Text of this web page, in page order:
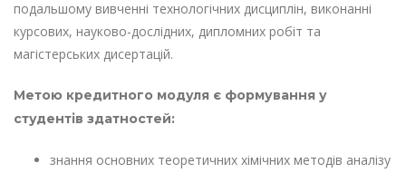
подальшому вивченні технологічних дисциплін, виконанні
курсових, науково-дослідних, дипломних робіт та
магістерських дисертацій.
Метою кредитного модуля є формування у
студентів здатностей:
знання основних теоретичних хімічних методів аналізу